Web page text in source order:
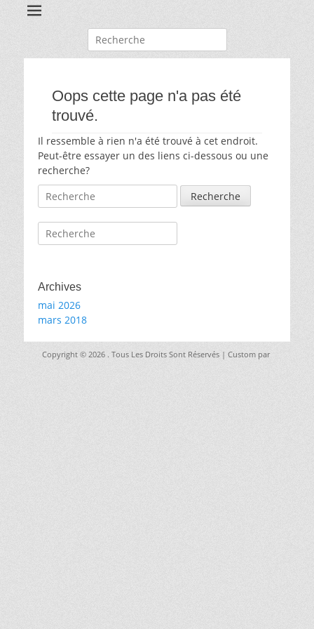
Recherche
pour:
Oops cette page n'a pas été
trouvé.
Il ressemble à rien n'a été trouvé à cet endroit.
Peut-être essayer un des liens ci-dessous ou une
recherche?
Recherche
pour:
Recherche
pour:
Archives
mai 2026
mars 2018
Copyright © 2026 . Tous Les Droits Sont Réservés | Custom par